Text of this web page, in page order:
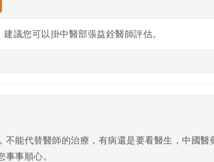
建議您可以掛中醫部張益銓醫師評估。
不能代替醫師的治療，有病還是要看醫生，中國醫
事事順心。